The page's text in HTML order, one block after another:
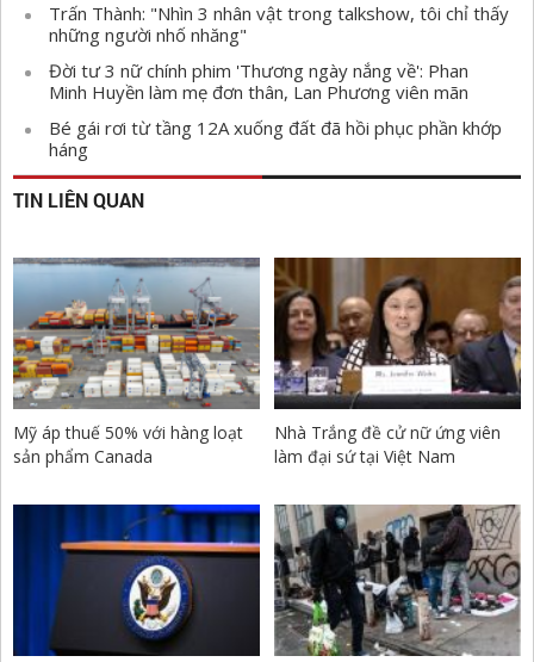
Trấn Thành: "Nhìn 3 nhân vật trong talkshow, tôi chỉ thấy
những người nhố nhăng"
Đời tư 3 nữ chính phim 'Thương ngày nắng về': Phan
Minh Huyền làm mẹ đơn thân, Lan Phương viên mãn
Bé gái rơi từ tầng 12A xuống đất đã hồi phục phần khớp
háng
TIN LIÊN QUAN
Mỹ áp thuế 50% với hàng loạt
sản phẩm Canada
Nhà Trắng đề cử nữ ứng viên
làm đại sứ tại Việt Nam